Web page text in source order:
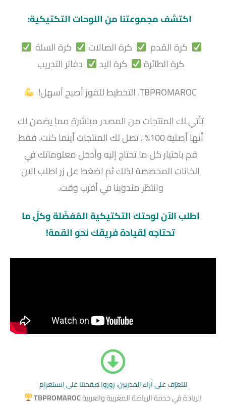
اكتشف مجموعتنا من اللوحات التكتيكية:
كرة القدم
كرة الصالات
كرة السلة
كرة الطائرة
كرة اليد
دفاتر التدريب
TBPROMAROC، التخطيط للفوز أصبح أسهل!
تأتي لك المنتجات من المصدر مباشرة مما يضمن لك
أنها أصلية 100% ، تصل لك المنتجات أينما كنت، فقط
قم باختيار كل ما تحتاج إليه وأدخل معلوماتك في
الخانات المخصصة لذلك ثم اضغط عل زر اطلب الان
وانتظر مندوبنا في أقرب وقت.
اطلب الآن لوحتك التكتيكية المُفضّلة وكلّ ما
تحتاجه لِقيادة فريقك نحو القمة!
للتعرّف على آراء المدربين، زوروا صفحتنا على انستغرام
الريادة في خدمة الرياضة المغربية والعربيةTBPROMAROC